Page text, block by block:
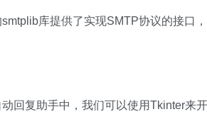
库提供了实现SMTP协议的接口，
回复助手中，我们可以使用Tkinter来开